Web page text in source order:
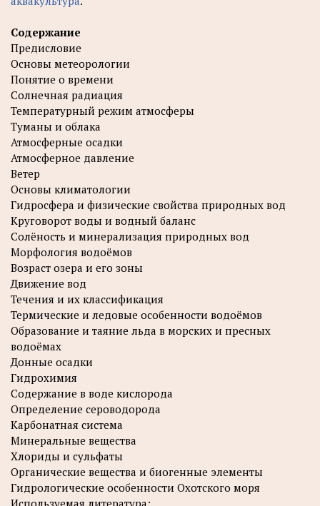
Содержание
Предисловие
Основы метеорологии
Понятие о времени
Солнечная радиация
Температурный режим атмосферы
Туманы и облака
Атмосферные осадки
Атмосферное давление
Ветер
Основы климатологии
Гидросфера и физические свойства природных вод
Круговорот воды и водный баланс
Солёность и минерализация природных вод
Морфология водоёмов
Возраст озера и его зоны
Движение вод
Течения и их классификация
Термические и ледовые особенности водоёмов
Образование и таяние льда в морских и пресных
водоёмах
Донные осадки
Гидрохимия
Содержание в воде кислорода
Определение сероводорода
Карбонатная система
Минеральные вещества
Хлориды и сульфаты
Органические вещества и биогенные элементы
Гидрологические особенности Охотского моря
Используемая литература: